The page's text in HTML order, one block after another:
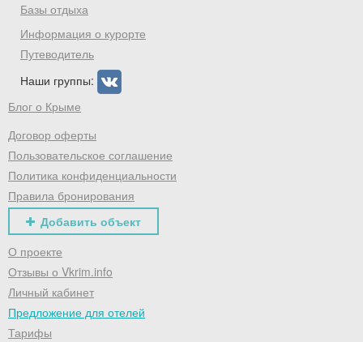
Базы отдыха
Информация о курорте
Путеводитель
Наши группы:
Блог о Крыме
Договор оферты
Пользовательское соглашение
Политика конфиденциальности
Правила бронирования
Добавить объект
О проекте
Отзывы о Vkrim.info
Личный кабинет
Предложение для отелей
Тарифы